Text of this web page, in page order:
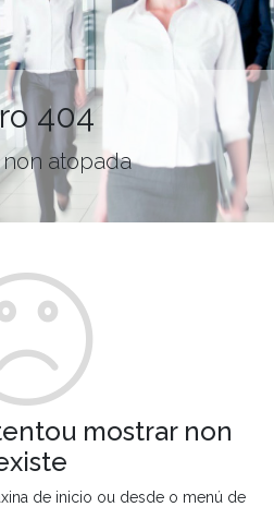
404
non atopada
mostrar non
de inicio ou desde o menú de